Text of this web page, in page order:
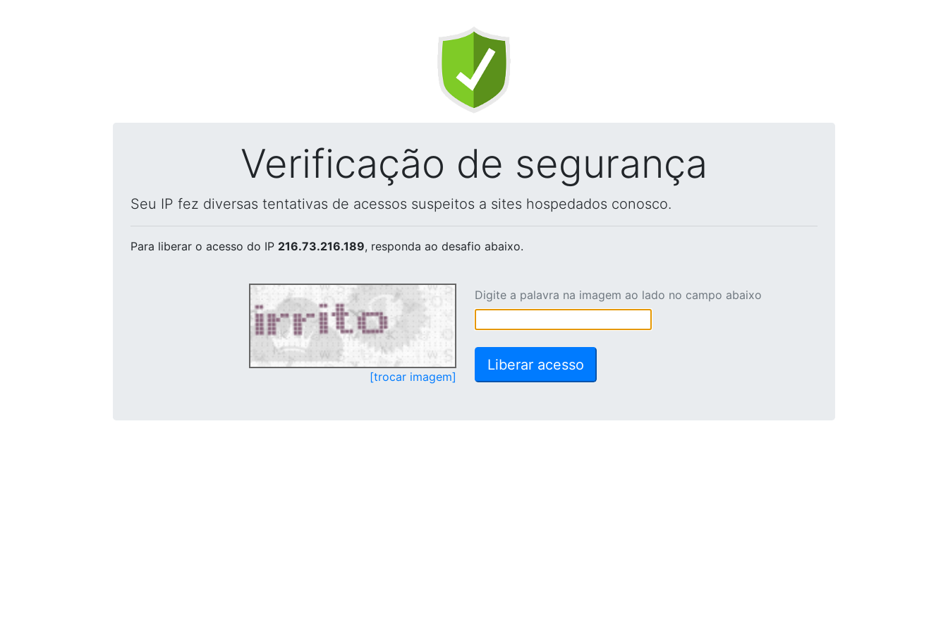
Verificação de segurança
Seu IP fez diversas tentativas de acessos suspeitos a sites hospedados conosco.
Para liberar o acesso do IP 216.73.216.189, responda ao desafio abaixo.
[trocar imagem]
Digite a palavra na imagem ao lado no campo abaixo